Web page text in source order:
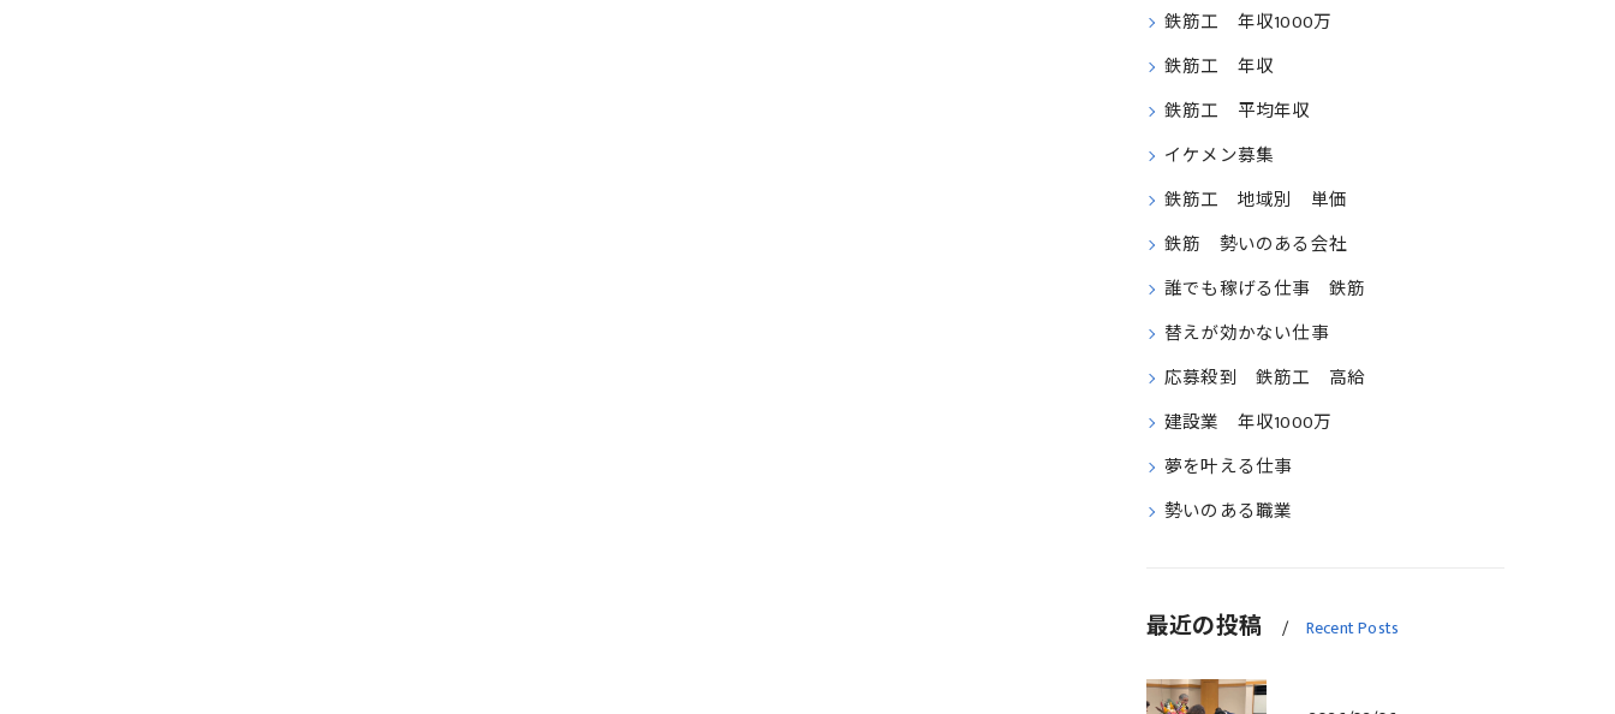
鉄筋工 年収1000万
鉄筋工 年収
鉄筋工 平均年収
イケメン募集
鉄筋工 地域別 単価
鉄筋 勢いのある会社
誰でも稼げる仕事 鉄筋
替えが効かない仕事
応募殺到 鉄筋工 高給
建設業 年収1000万
夢を叶える仕事
勢いのある職業
最近の投稿 Recent Posts